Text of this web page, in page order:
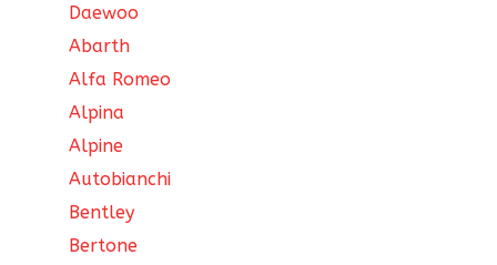
Daewoo
Abarth
Alfa Romeo
Alpina
Alpine
Autobianchi
Bentley
Bertone